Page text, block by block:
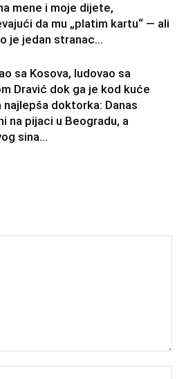
mene i moje dijete,
da mu „platim kartu“ — ali
je jedan stranac...
sa Kosova, ludovao sa
Dravić dok ga je kod kuće
najlepša doktorka: Danas
na pijaci u Beogradu, a
sina...